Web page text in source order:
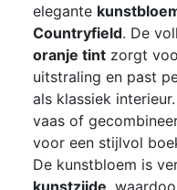
elegante
Countryfield. De
oranje tintzorgt
uitstraling en past
als klassiek
vaas of
voor een stijlvol
De kunstbloem is
kunstzijde,